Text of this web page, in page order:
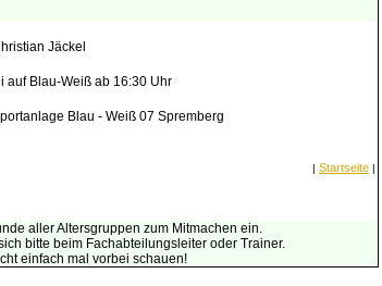
Jäckel
auf Blau-Weiß ab 16:30 Uhr
Blau - Weiß 07 Spremberg
| Startseite |
aller Altersgruppen zum Mitmachen ein.
bitte beim Fachabteilungsleiter oder Trainer.
einfach mal vorbei schauen!